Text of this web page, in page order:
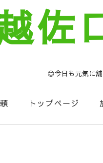
佐
😊今日も元気に
トップページ